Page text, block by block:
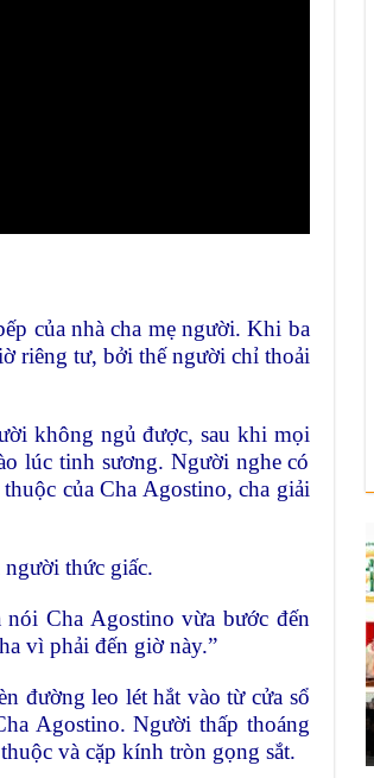
của nhà cha mẹ người. Khi ba
riêng tư, bởi thế người chỉ thoải
không ngủ được, sau khi mọi
lúc tinh sương. Người nghe có
của Cha Agostino, cha giải
thức giấc.
Cha Agostino vừa bước đến
vì phải đến giờ này.”
đường leo lét hắt vào từ cửa sổ
Agostino. Người thấp thoáng
và cặp kính tròn gọng sắt.